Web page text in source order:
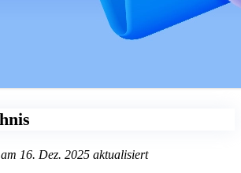
16. Dez. 2025 aktualisiert